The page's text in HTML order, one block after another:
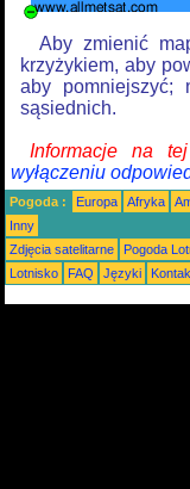
Aby zmienić
krzyżykiem, aby
aby pomniejszyć;
sąsiednich.
Informacje na
wyłączeniu
Pogoda : Europa Afryka
Inny
Zdjęcia satelitarne
Pogoda
Lotnisko
FAQ Języki